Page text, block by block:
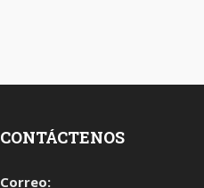
CONTÁCTENOS
Correo: